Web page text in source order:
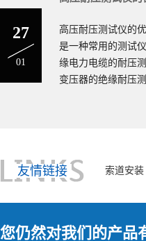
27
01
高压耐压测试仪
是一种常用的测试
缘电力电缆的耐压
变压器的绝缘耐压测
友情链接 索道安装
您仍然对我们的产品